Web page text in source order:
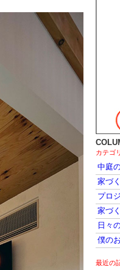
カテゴ
中庭
家づ
プロ
家づ
日々
僕の
最近の